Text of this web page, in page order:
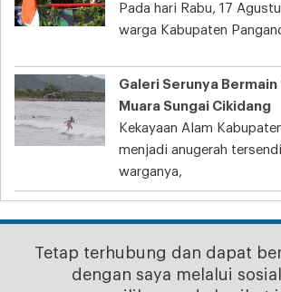
Pada hari Rabu, 17
warga Kabupaten
Galeri Serunya
Muara Sungai Cikidang
Kekayaan Alam
menjadi anugerah
warganya,
Tetap terhubung dan dapat
dengan saya melalui